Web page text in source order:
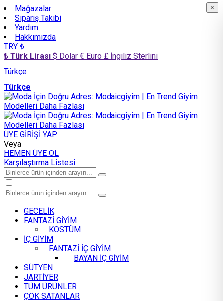
Mağazalar
Sipariş Takibi
Yardım
Hakkımızda
TRY ₺
₺ Türk Lirası $ Dolar € Euro £ İngiliz Sterlini
Türkçe
Türkçe
ÜYE GİRİŞİ YAP
Veya
HEMEN ÜYE OL
Karşılaştırma Listesi
GECELİK
FANTAZİ GİYİM
KOSTÜM
İÇ GİYİM
FANTAZİ İÇ GİYİM
BAYAN İÇ GİYİM
SÜTYEN
JARTİYER
TÜM ÜRÜNLER
ÇOK SATANLAR
×
×